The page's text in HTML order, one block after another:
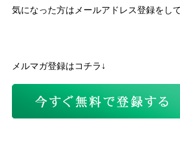
気になった方はメールアドレス登録をし
メルマガ登録はコチラ↓